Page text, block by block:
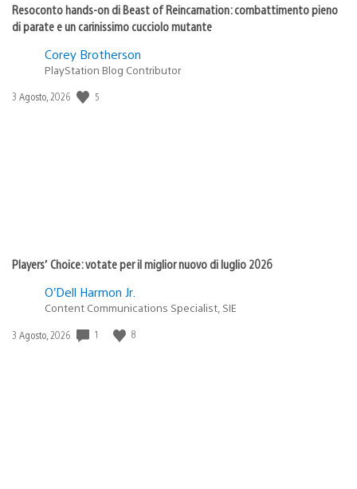
Resoconto hands-on di Beast of Reincarnation: combattimento pieno
di parate e un carinissimo cucciolo mutante
Corey Brotherson
PlayStation Blog Contributor
Data
3 Agosto, 2026 5
Players’ Choice: votate per il miglior nuovo di luglio 2026
O’Dell Harmon Jr.
Content Communications Specialist, SIE
Data
3 Agosto, 2026 1 8